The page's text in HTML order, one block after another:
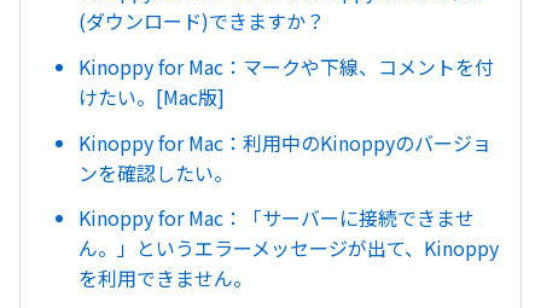
(ダウンロード)できますか？
Kinoppy for Mac：マークや下線、コメントを付
けたい。[Mac版]
Kinoppy for Mac：利用中のKinoppyのバージョ
ンを確認したい。
Kinoppy for Mac：「サーバーに接続できませ
ん。」というエラーメッセージが出て、Kinoppy
を利用できません。